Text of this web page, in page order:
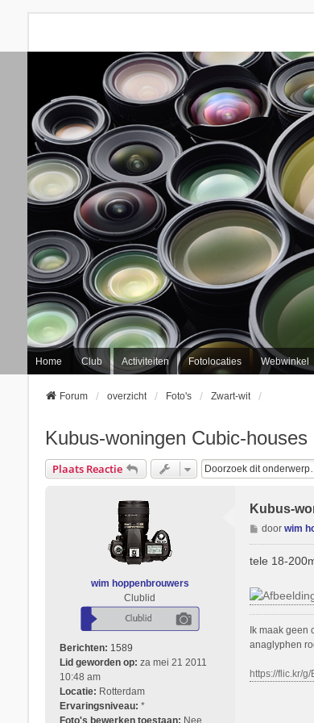
Home Club Activiteiten Fotolocaties Webwinkel
Forum overzicht Foto's Zwart-wit
Kubus-woningen Cubic-
Plaats Reactie
wim hoppenbrouwers
Clublid
Berichten: 1589
Lid geworden op: za mei 21 2011
10:48 am
Locatie: Rotterdam
Ervaringsniveau: *
Foto's bewerken toestaan: Nee
Kubus-
B
e
r
c
h
t
doorwim
tele 18-
Ik maak geen
anaglyphen
https://flic.kr/g/